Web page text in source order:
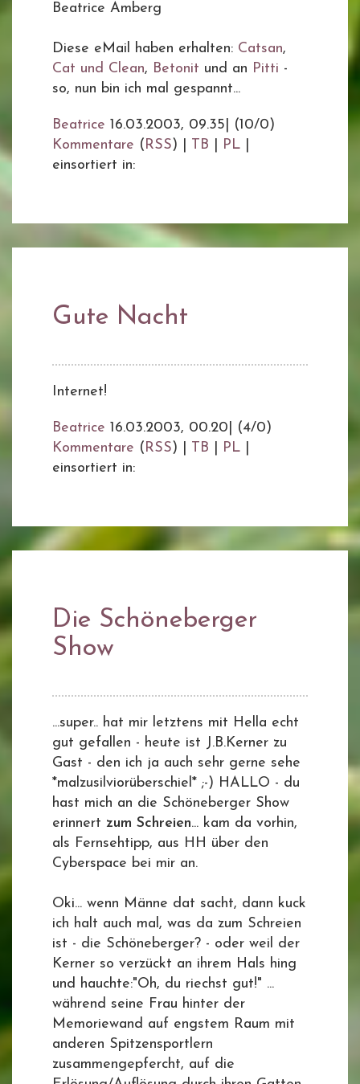
Beatrice Amberg
Diese eMail haben erhalten: Catsan,
Cat und Clean, Betonit und an Pitti -
so, nun bin ich mal gespannt...
Beatrice 16.03.2003, 09.35
(10/0)
Kommentare (RSS) | TB PL
einsortiert in:
Gute Nacht
Internet!
Beatrice 16.03.2003, 00.20
(4/0)
Kommentare (RSS) | TB PL
einsortiert in:
Die Schöneberger
Show
...super.. hat mir letztens mit Hella echt
gut gefallen - heute ist J.B.Kerner zu
Gast - den ich ja auch sehr gerne sehe
*malzusilviorüberschiel* ;-) HALLO - du
hast mich an die Schöneberger Show
erinnert zum Schreien... kam da vorhin,
als Fernsehtipp, aus HH über den
Cyberspace bei mir an.
Oki... wenn Männe dat sacht, dann kuck
ich halt auch mal, was da zum Schreien
ist - die Schöneberger? - oder weil der
Kerner so verzückt an ihrem Hals hing
und hauchte:"Oh, du riechst gut!" ...
während seine Frau hinter der
Memoriewand auf engstem Raum mit
anderen Spitzensportlern
zusammengepfercht, auf die